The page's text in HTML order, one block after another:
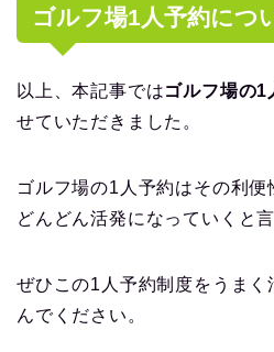
ゴルフ場1人予約につ
以上、本記事ではゴルフ場の1
せていただきました。
ゴルフ場の1人予約はその利
どんどん活発になっていくと
ぜひこの1人予約制度をうまく
んでください。